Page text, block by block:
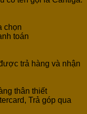
chọn
toán
trả hàng và nhận
thân thiết
Trả góp qua